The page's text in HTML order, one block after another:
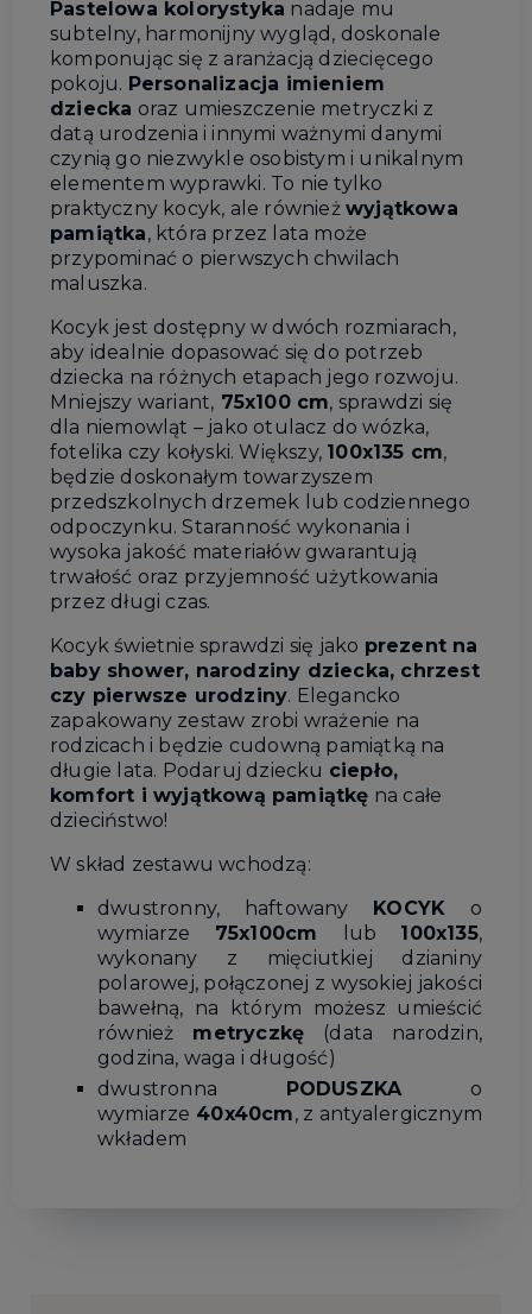
Pastelowa kolorystyka nadaje mu
subtelny, harmonijny wygląd, doskonale
komponując się z aranżacją dziecięcego
pokoju. Personalizacja imieniem
dziecka oraz umieszczenie metryczki z
datą urodzenia i innymi ważnymi danymi
czynią go niezwykle osobistym i unikalnym
elementem wyprawki. To nie tylko
praktyczny kocyk, ale również wyjątkowa
pamiątka, która przez lata może
przypominać o pierwszych chwilach
maluszka.
Kocyk jest dostępny w dwóch rozmiarach,
aby idealnie dopasować się do potrzeb
dziecka na różnych etapach jego rozwoju.
Mniejszy wariant, 75x100 cm, sprawdzi się
dla niemowląt – jako otulacz do wózka,
fotelika czy kołyski. Większy, 100x135 cm,
będzie doskonałym towarzyszem
przedszkolnych drzemek lub codziennego
odpoczynku. Staranność wykonania i
wysoka jakość materiałów gwarantują
trwałość oraz przyjemność użytkowania
przez długi czas.
Kocyk świetnie sprawdzi się jako prezent na
baby shower, narodziny dziecka, chrzest
czy pierwsze urodziny. Elegancko
zapakowany zestaw zrobi wrażenie na
rodzicach i będzie cudowną pamiątką na
długie lata. Podaruj dziecku ciepło,
komfort i wyjątkową pamiątkę na całe
dzieciństwo!
W skład zestawu wchodzą:
dwustronny, haftowany KOCYK o
wymiarze 75x100cm lub 100x135,
wykonany z mięciutkiej dzianiny
polarowej, połączonej z wysokiej jakości
bawełną, na którym możesz umieścić
również metryczkę (data narodzin,
godzina, waga i długość)
dwustronna PODUSZKAo
wymiarze 40x40cm, z antyalergicznym
wkładem